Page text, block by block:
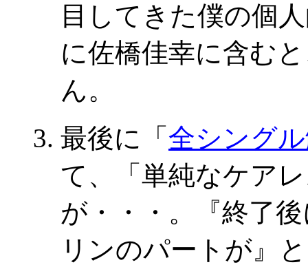
目してきた僕の個
に佐橋佳幸に含む
ん。
最後に「 全シング
て、「単純なケア
が・・・。『終了
リンのパートが』